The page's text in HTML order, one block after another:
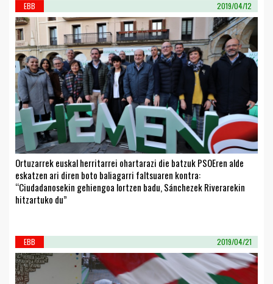
EBB 2019/04/12
Ortuzarrek euskal herritarrei ohartarazi die batzuk PSOEren alde
eskatzen ari diren boto baliagarri faltsuaren kontra:
“Ciudadanosekin gehiengoa lortzen badu, Sánchezek Riverarekin
hitzartuko du”
EBB 2019/04/21